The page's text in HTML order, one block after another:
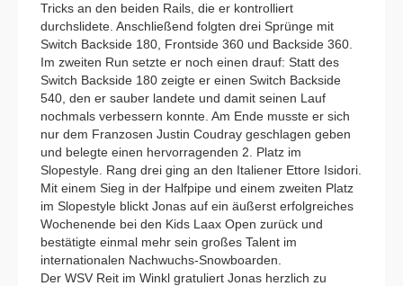
Tricks an den beiden Rails, die er kontrolliert
durchslidete. Anschließend folgten drei Sprünge mit
Switch Backside 180, Frontside 360 und Backside 360.
Im zweiten Run setzte er noch einen drauf: Statt des
Switch Backside 180 zeigte er einen Switch Backside
540, den er sauber landete und damit seinen Lauf
nochmals verbessern konnte. Am Ende musste er sich
nur dem Franzosen Justin Coudray geschlagen geben
und belegte einen hervorragenden 2. Platz im
Slopestyle. Rang drei ging an den Italiener Ettore Isidori.
Mit einem Sieg in der Halfpipe und einem zweiten Platz
im Slopestyle blickt Jonas auf ein äußerst erfolgreiches
Wochenende bei den Kids Laax Open zurück und
bestätigte einmal mehr sein großes Talent im
internationalen Nachwuchs-Snowboarden.
Der WSV Reit im Winkl gratuliert Jonas herzlich zu